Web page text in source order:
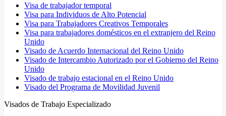
Visa de trabajador temporal
Visa para Individuos de Alto Potencial
Visa para Trabajadores Creativos Temporales
Visa para trabajadores domésticos en el extranjero del Reino
Unido
Visado de Acuerdo Internacional del Reino Unido
Visado de Intercambio Autorizado por el Gobierno del Reino
Unido
Visado de trabajo estacional en el Reino Unido
Visado del Programa de Movilidad Juvenil
Visados de Trabajo Especializado